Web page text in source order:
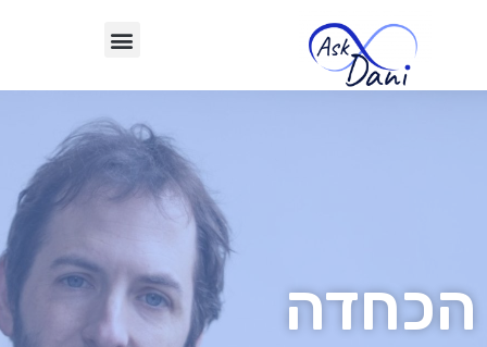
הכחדה